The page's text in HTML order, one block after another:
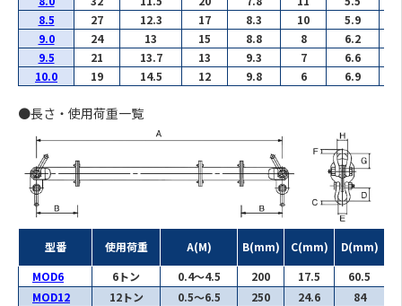
8.5
27 12.3 17 8.3 10 5.9
9.0
24 13 15 8.8 8 6.2
9.5
21 13.7 13 9.3 7 6.6
10.0
19 14.5 12 9.8 6 6.9
●長さ・使用荷重一覧
型番 使用荷重 A(M) B(mm) C(mm) D(mm)
MOD6
6トン 0.4～4.5 200 17.5 60.5
MOD12
12トン 0.5～6.5 250 24.6
84